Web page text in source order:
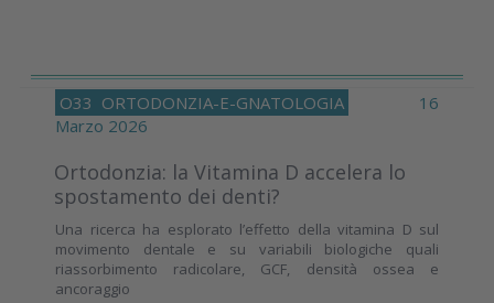
O33 ORTODONZIA-E-GNATOLOGIA
16
Marzo 2026
Ortodonzia: la Vitamina D accelera lo
spostamento dei denti?
Una ricerca ha esplorato l’effetto della vitamina D sul
movimento dentale e su variabili biologiche quali
riassorbimento radicolare, GCF, densità ossea e
ancoraggio